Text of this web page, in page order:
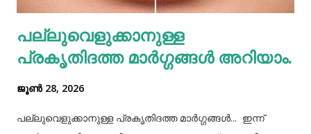
വെള്ളം പോലെയുള്ള സാധനങ്ങൾ ഒരു പാത്രത്തിൽ
കൊണ്ടുവച്ചാൽ അത് അപ്പാടെ കുടിക്കാതെ മറ്റുള്ളവർക്ക്
കൂട...
പല്ലുവെളുക്കാനുള്ള
പ്രകൃതിദത്ത മാര്‍ഗ്ഗങ്ങള്‍ അറിയാം.
ജൂൺ 28, 2026
പല്ലുവെളുക്കാനുള്ള പ്രകൃതിദത്ത മാര്‍ഗ്ഗങ്ങള്‍... ഇന്ന്